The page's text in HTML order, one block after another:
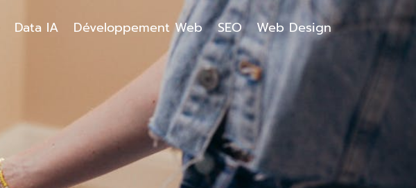
Data IA Développement Web SEO Web Design